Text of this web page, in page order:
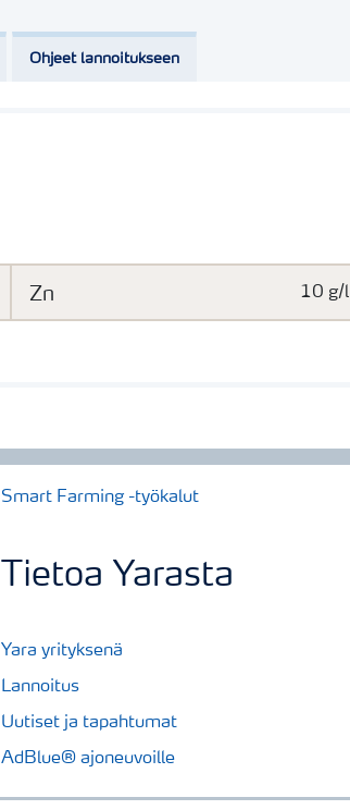
Ohjeet lannoitukseen
Zn 10 g/l
Smart Farming -työkalut
Tietoa Yarasta
Yara yrityksenä
Lannoitus
Uutiset ja tapahtumat
AdBlue® ajoneuvoille